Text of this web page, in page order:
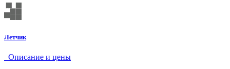
Летчик
Описание и цены